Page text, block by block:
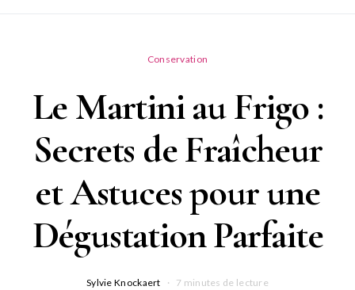
Conservation
Le Martini au Frigo :
Secrets de Fraîcheur
et Astuces pour une
Dégustation Parfaite
Sylvie Knockaert 7 minutes de lecture